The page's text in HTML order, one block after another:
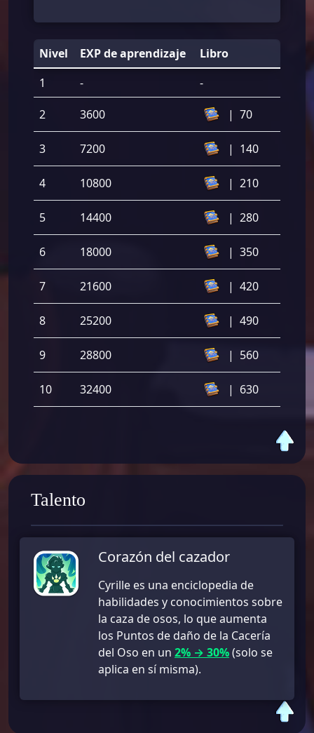
Nivel EXP de aprendizaje
Libro
1
- -
2 3600 | 70
3 7200 | 140
4 10800 | 210
5 14400 | 280
6 18000 | 350
7 21600 | 420
8 25200 | 490
9 28800 | 560
10 32400 | 630
Talento
Corazón del cazador
Cyrille es una enciclopedia de
habilidades y conocimientos sobre
la caza de osos, lo que aumenta
los Puntos de daño de la Cacería
del Oso en un 2% → 30%(solo se
aplica en sí misma).